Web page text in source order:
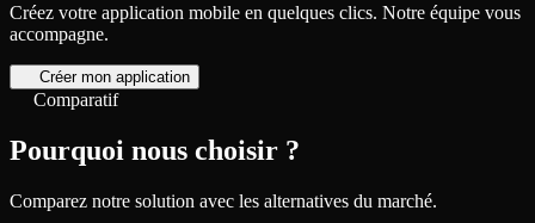
Créez votre application mobile en quelques clics. Notre équipe vous
accompagne.
Créer mon application
Comparatif
Pourquoi nous choisir ?
Comparez notre solution avec les alternatives du marché.